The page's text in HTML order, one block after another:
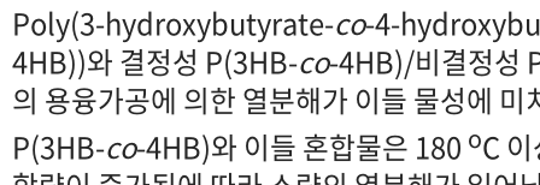
Poly(3-hydroxybutyrate-co-4-
4HB))와 결정성 P(3HB-co-4HB)/비결정성
의 용융가공에 의한 열분해가 이들 물성에
P(3HB-co-4HB)와 이들 혼합물은 180 oC